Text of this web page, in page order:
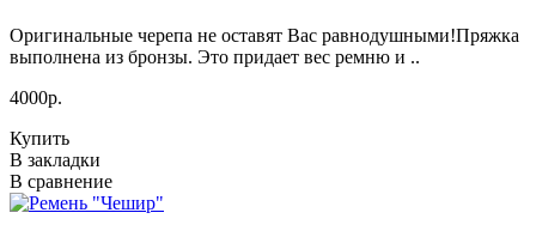
Оригинальные черепа не оставят Вас равнодушными!Пряжка
выполнена из бронзы. Это придает вес ремню и ..
4000р.
Купить
В закладки
В сравнение